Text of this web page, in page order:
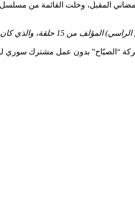
المقبل، وخلت القائمة من
“الصبّاح” بدون عمل مشترك سوري لبناني